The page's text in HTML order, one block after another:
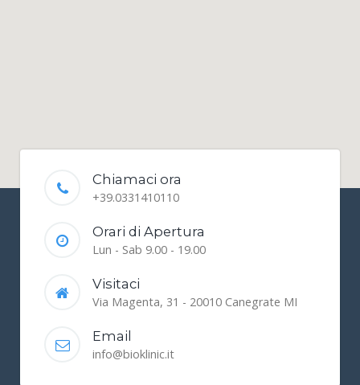
Chiamaci ora
+39.0331410110
Orari di Apertura
Lun - Sab 9.00 - 19.00
Visitaci
Via Magenta, 31 - 20010 Canegrate MI
Email
info@bioklinic.it